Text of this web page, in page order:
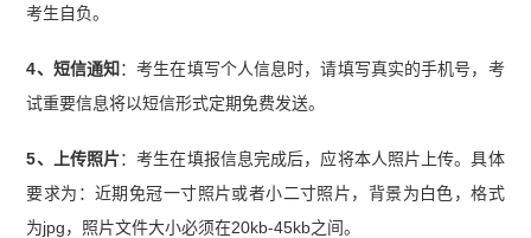
考生自负。
4、短信通知 ：考生在填写个人信息时，请填写真实的手机号，考
试重要信息将以短信形式定期免费发送。
5、上传照片：考生在填报信息完成后，应将本人照片上传。具体
要求为：近期免冠一寸照片或者小二寸照片，背景为白色，格式
为jpg，照片文件大小必须在20kb-45kb之间。